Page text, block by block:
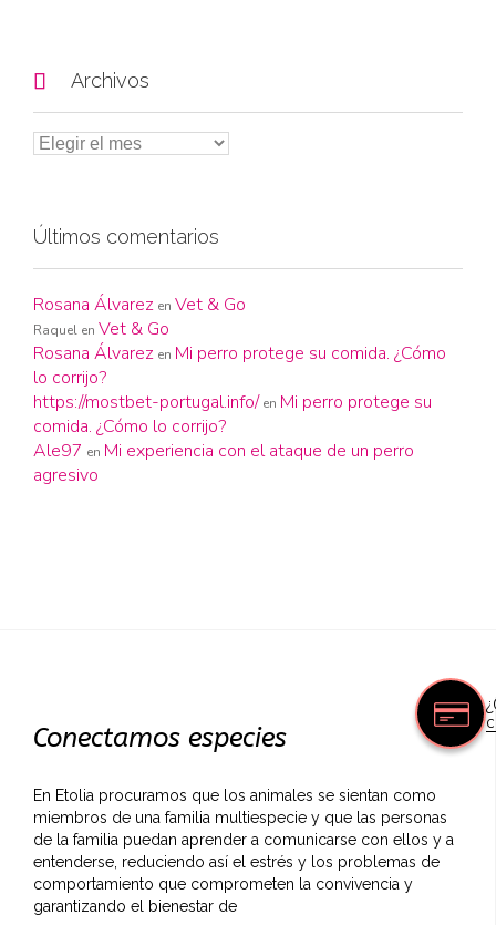
 Archivos
Últimos comentarios
Rosana Álvarez en Vet & Go
Raquel en Vet & Go
Rosana Álvarez en Mi perro protege su comida. ¿Cómo
lo corrijo?
https://mostbet-portugal.info/ en Mi perro protege su
comida. ¿Cómo lo corrijo?
Ale97 en Mi experiencia con el ataque de un perro
agresivo
Conectamos especies
En Etolia procuramos que los animales se sientan como
miembros de una familia multiespecie y que las personas
de la familia puedan aprender a comunicarse con ellos y a
entenderse, reduciendo así el estrés y los problemas de
comportamiento que comprometen la convivencia y
garantizando el bienestar de